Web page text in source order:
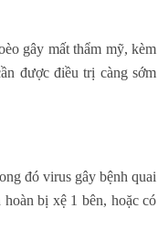
gây mất thẩm mỹ, kèm
được điều trị càng sớm
đó virus gây bệnh quai
bị xệ 1 bên, hoặc có